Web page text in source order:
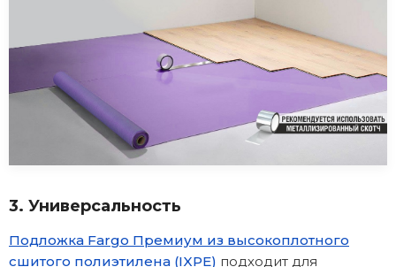
3. Универсальность
Подложка Fargo Премиум из высокоплотного
сшитого полиэтилена (IXPE) подходит для